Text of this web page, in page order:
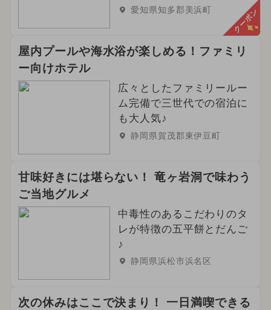
愛知県知多郡美浜町 クーポン
屋内プールや海水浴が楽しめる！ファミリ
ー向けホテル
広々としたファミリールー
ム完備で三世代での宿泊に
も大人気♪
静岡県賀茂郡東伊豆町
甘味好きには堪らない！ 竜ヶ岩洞で味わう
ご当地グルメ
中毒性のあるこだわりのタ
レが特徴の五平餅とだんご
♪
静岡県浜松市浜名区
次の休みはここで決まり！ 一日満喫できる